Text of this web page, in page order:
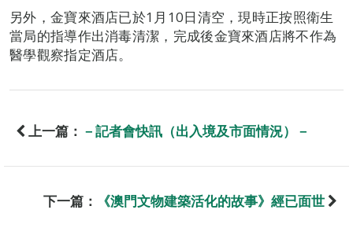
另外，金寶來酒店已於1月10日清空，現時正按照衛生
當局的指導作出消毒清潔，完成後金寶來酒店將不作為
醫學觀察指定酒店。
上一篇： －記者會快訊（出入境及市面情況）－
下一篇： 《澳門文物建築活化的故事》經已面世